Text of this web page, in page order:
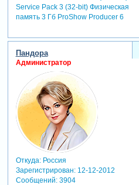
Service Pack 3 (32-bit) Физическая
память 3 Гб ProShow Producer 6
Пандора
Администратор
Откуда:Россия
Зарегистрирован: 12-12-2012
Сообщений:3904